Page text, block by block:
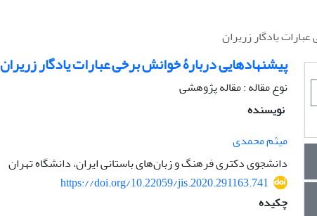
یادگار زریران
پیشنهادهایی دربارۀ خوانش برخی عبارات یادگار زریران
نوع مقاله : مقاله پژوهشی
نویسنده
میثم محمدی
دانشجوی دکتری فرهنگ و زبان‌های باستانی ایران، دانشگاه تهران
https://doi.org/10.22059/jis.2020.291163.741
چکیده